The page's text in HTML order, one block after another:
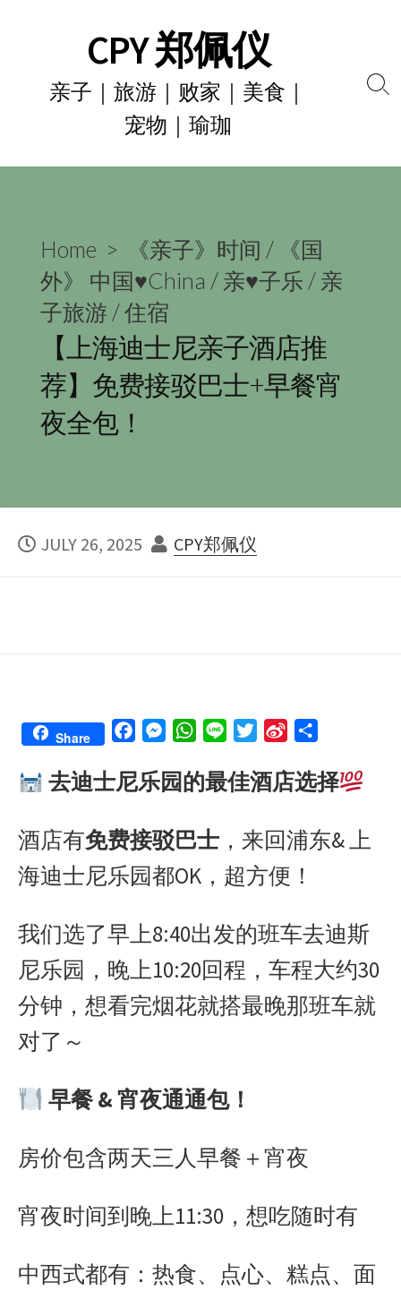
content
CPY 郑佩仪
亲子｜旅游｜败家｜美食｜
宠物｜瑜珈
Home > 《亲子》时间 /
《国
外》 中国♥China / 亲♥子乐 / 亲
子旅游 /住宿
【上海迪士尼亲子酒店推
荐】免费接驳巴士+早餐宵
夜全包！
PUBLISHED
JULY 26, 2025 AUTHOR
CPY郑佩仪
Share
c
b
o
o
s
e
n
g
W
a
A
p
n
i
e
r
n
e
i
a
去迪士尼乐园的最佳酒店选择
酒店有免费接驳巴士 ，来回浦东& 上
海迪士尼乐园都OK，超方便！
我们选了早上8:40出发的班车去迪斯
尼乐园，晚上10:20回程，车程大约30
分钟，想看完烟花就搭最晚那班车就
对了～
早餐 & 宵夜通通包！
房价包含两天三人早餐＋宵夜
宵夜时间到晚上11:30，想吃随时有
中西式都有：热食、点心、糕点、面